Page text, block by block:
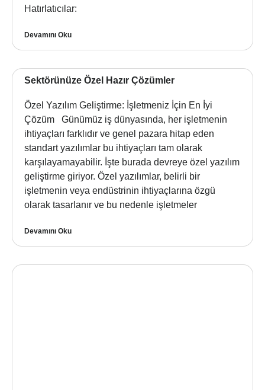
Hatırlatıcılar:
Devamını Oku
Sektörünüze Özel Hazır Çözümler
Özel Yazılım Geliştirme: İşletmeniz İçin En İyi
Çözüm Günümüz iş dünyasında, her işletmenin
ihtiyaçları farklıdır ve genel pazara hitap eden
standart yazılımlar bu ihtiyaçları tam olarak
karşılayamayabilir. İşte burada devreye özel yazılım
geliştirme giriyor. Özel yazılımlar, belirli bir
işletmenin veya endüstrinin ihtiyaçlarına özgü
olarak tasarlanır ve bu nedenle işletmeler
Devamını Oku